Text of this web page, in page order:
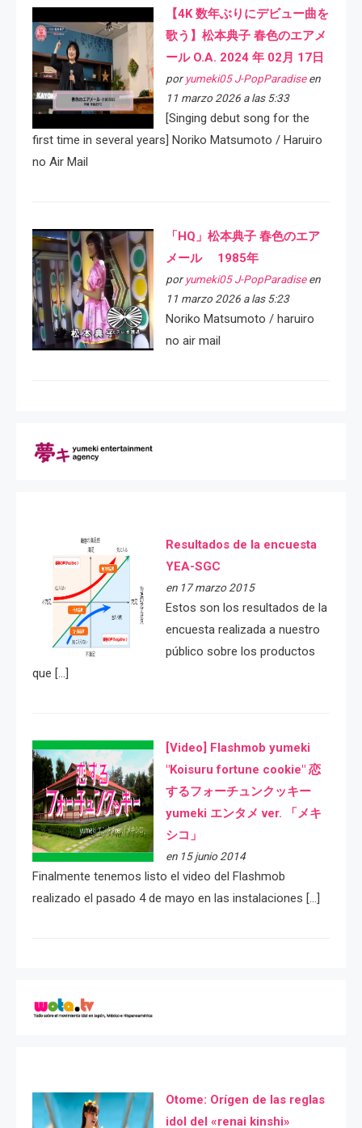
【4K 数年ぶりにデビュー曲を
歌う】松本典子 春色のエアメ
ール O.A. 2024 年 02月 17日
por yumeki05 J-PopParadiseen
11 marzo 2026 a las 5:33
[Singing debut song for the
first time in several years] Noriko Matsumoto / Haruiro
no Air Mail
「HQ」松本典子 春色のエア
メール 1985年
por yumeki05 J-PopParadiseen
11 marzo 2026 a las 5:23
Noriko Matsumoto / haruiro
no air mail
Resultados de la encuesta
YEA-SGC
en 17 marzo 2015
Estos son los resultados de la
encuesta realizada a nuestro
público sobre los productos
que […]
[Video] Flashmob yumeki
"Koisuru fortune cookie" 恋
するフォーチュンクッキー
yumeki エンタメ ver. 「メキ
シコ」
en 15 junio 2014
Finalmente tenemos listo el video del Flashmob
realizado el pasado 4 de mayo en las instalaciones […]
Otome: Orígen de las reglas
idol del «renai kinshi»